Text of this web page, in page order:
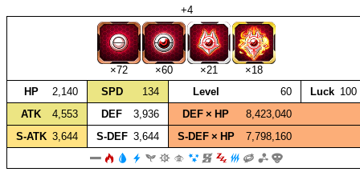
+4
×72 ×60 ×21
×18
HP
2,140 SPD 134 Level 60 Luck 100
ATK
4,553 DEF 3,936 DEF × HP
8,423,040
S‑ATK 3,644 S‑DEF 3,644 S‑DEF × HP 7,798,160